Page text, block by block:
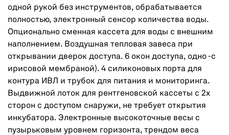
одной рукой без инструментов, обрабатывается
полностью, электронный сенсор количества воды.
Опционально сменная кассета для воды с внешним
наполнением. Воздушная тепловая завеса при
открывании дверок доступа. 6 окон доступа, одно -с
ирисовой мембраной). 4 силиконовых порта для
контура ИВЛ и трубок для питания и мониторинга.
Выдвижной лоток для рентгеновской кассеты с 2х
сторон с доступом снаружи, не требует открытия
инкубатора. Электронные высокоточные весы с
пузырьковым уровнем горизонта, трендом веса